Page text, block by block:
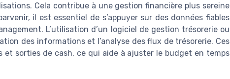
Cela contribue à une gestion financière plus sereine
il est essentiel de s’appuyer sur des données fiables
L’utilisation d’un logiciel de gestion trésorerie ou
des informations et l’analyse des flux de trésorerie. Ces
sorties de cash, ce qui aide à ajuster le budget en temps